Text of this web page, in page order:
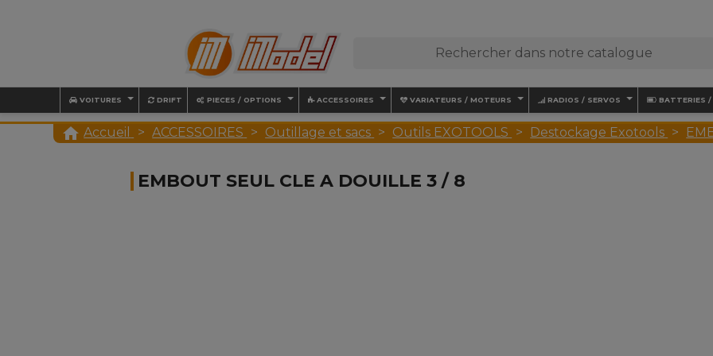
VOITURES DRIFT PIECES / OPTIONS ACCESSOIRES VARIATEURS / MOTEURS RADIOS / SERVOS BATTERIES /
 Accueil ACCESSOIRES Outillage et sacs Outils EXOTOOLS Destockage Exotools
EMBOUT SEUL CLE A DOUILLE 3 / 8